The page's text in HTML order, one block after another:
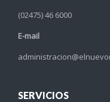
(02475) 46 6000
E-mail
SERVICIOS